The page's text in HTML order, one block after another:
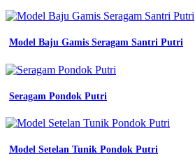
baju
paskibra
kerja
kemeja
pdh
seragam
baju
bumn
indonesia
Model Baju Gamis Seragam Santri Putri
Seragam Pondok Putri
Model Setelan Tunik Pondok Putri